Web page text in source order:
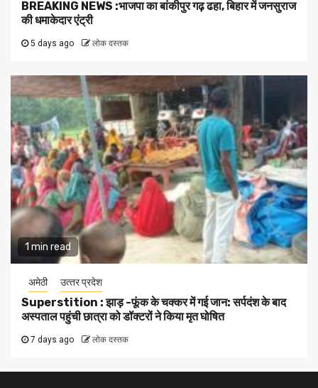
BREAKING NEWS :भाजपा का बांकीपुर गढ़ ढहा, बिहार में जनसुराज
की धमाकेदार एंट्री
5 days ago लोक दस्तक
1 min read
अमेठी उत्‍तर प्रदेश
Superstition : झाड़ -फूंक के चक्कर में गई जान: सर्पदंश के बाद
अस्पताल पहुंची छात्रा को डॉक्टरों ने किया मृत घोषित
7 days ago लोक दस्तक